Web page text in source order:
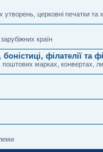
утворень, церковні печатки та
країн
філателії та
марках, конвертах,